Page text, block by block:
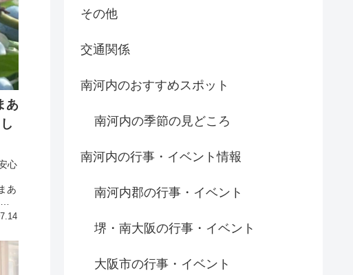
あ
心
あ
その他
交通関係
南河内のおすすめスポット
南河内の季節の見どころ
南河内の行事・イベント情報
南河内郡の行事・イベント
堺・南大阪の行事・イベント
大阪市の行事・イベント